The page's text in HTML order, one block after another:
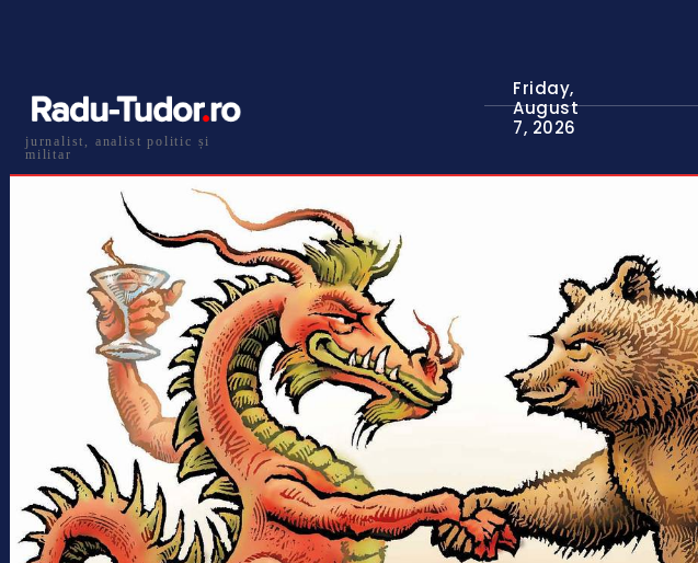
jurnalist, analist politic și
militar
Friday,
August
7, 2026